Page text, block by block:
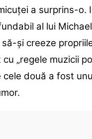
a surprins-o.
al lui
și creeze
„regele muzicii
cele două a fost